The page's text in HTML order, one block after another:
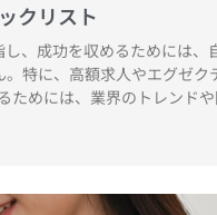
クリスト
、成功を収めるためには、
特に、高額求人やエグゼク
ためには、業界のトレンド